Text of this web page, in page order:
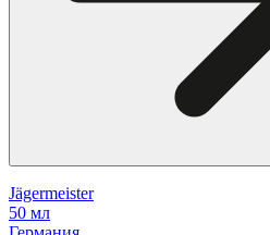
Jägermeister
50 мл